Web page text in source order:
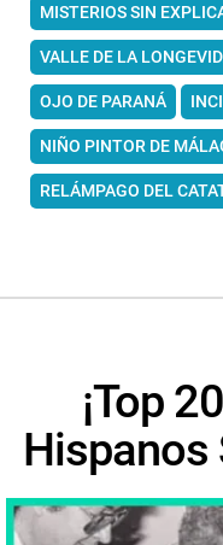
MISTERIOS SIN
VALLE DE LA
OJO DE PARANÁ
NIÑO PINTOR DE
RELÁMPAGO DEL
¡Top
Hispanos